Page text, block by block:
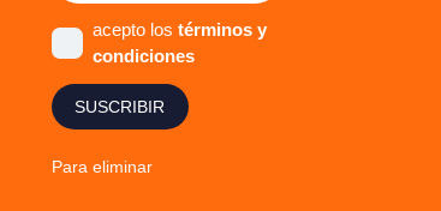
acepto los términos y
condiciones
SUSCRIBIR
Para eliminar